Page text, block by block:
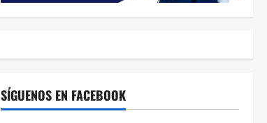
SÍGUENOS EN FACEBOOK